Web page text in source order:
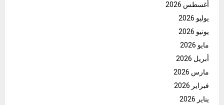
أغسطس 2026
يوليو 2026
يونيو 2026
مايو 2026
أبريل 2026
مارس 2026
فبراير 2026
يناير 2026